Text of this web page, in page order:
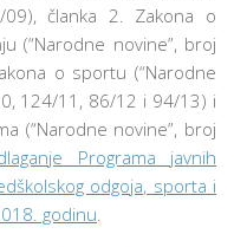
članka 2. Zakona o
(“Narodne novine”, broj
o sportu (“Narodne
124/11, 86/12 i 94/13) i
(“Narodne novine”, broj
Programa javnih
odgoja, sporta i
godinu.